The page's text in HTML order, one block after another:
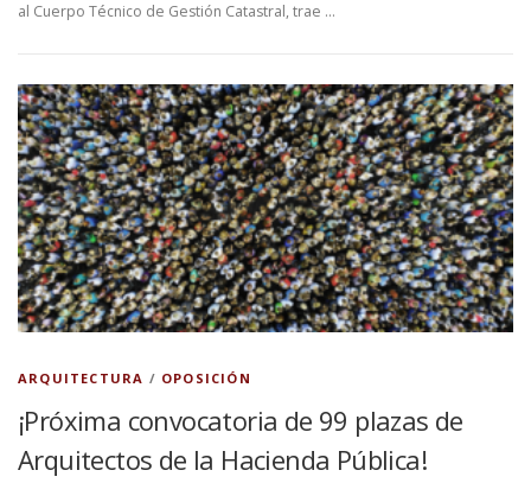
al Cuerpo Técnico de Gestión Catastral, trae …
ARQUITECTURA / OPOSICIÓN
¡Próxima convocatoria de 99 plazas de
Arquitectos de la Hacienda Pública!